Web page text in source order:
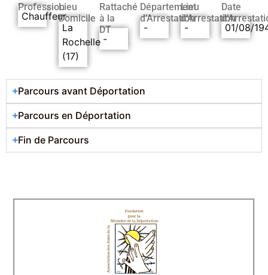
Profession
Chauffeur
Lieu
Domicile
La
Rochelle
(17)
Rattaché
à la
DT
-
Département
d’Arrestation
-
Lieu
d’Arrestation
-
Date
01/08/
Parcours avant Déportation
Parcours en Déportation
Fin de Parcours